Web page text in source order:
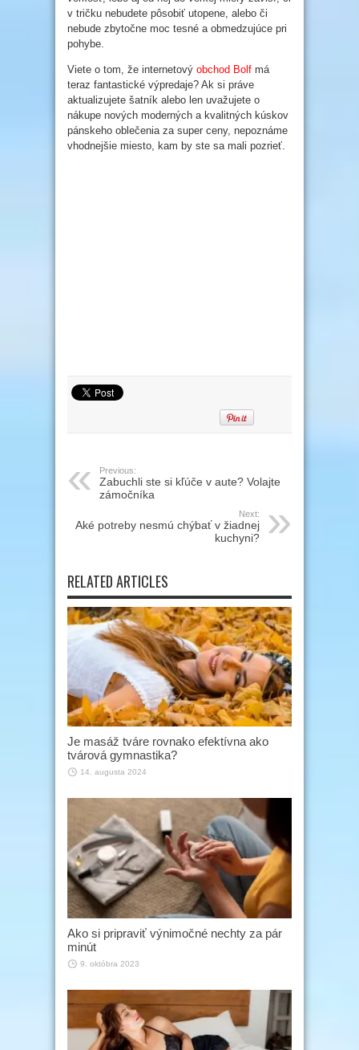
v tričku nebudete pôsobiť utopene, alebo či
nebude zbytočne moc tesné a obmedzujúce pri
pohybe.
Viete o tom, že internetový obchod Bolf má
teraz fantastické výpredaje? Ak si práve
aktualizujete šatník alebo len uvažujete o
nákupe nových moderných a kvalitných kúskov
pánskeho oblečenia za super ceny, nepoznáme
vhodnejšie miesto, kam by ste sa mali pozrieť.
Previous:
Zabuchli ste si kľúče v aute? Volajte
zámočníka
Next:
Aké potreby nesmú chýbať v žiadnej
kuchyni?
RELATED ARTICLES
Je masáž tváre rovnako efektívna ako
tvárová gymnastika?
14. augusta 2024
Ako si pripraviť výnimočné nechty za pár
minút
9. októbra 2023